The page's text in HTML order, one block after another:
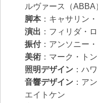
ルヴァース（ABBA
脚本：キャサリン
演出 ：フィリダ・
振付：アンソニー
美術 ：マーク・ト
照明デザイン ：ハ
音響デザイン ：ア
エイトケン